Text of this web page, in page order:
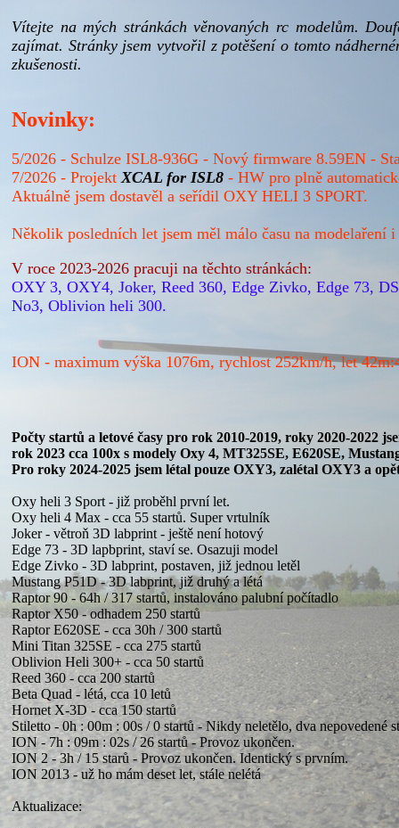
Vítejte na mých stránkách věnovaných rc modelům.
zajímat. Stránky jsem vytvořil z potěšení o tomto
zkušenosti.
Novinky:
5/2026 - Schulze ISL8-936G - Nový firmware 8.59EN -
7/2026 - Projekt XCAL for ISL8 - HW pro plně
Aktuálně jsem dostavěl a seřídil OXY HELI 3 SPORT.
Několik posledních let jsem měl málo času na modelaření
V roce 2023-2026 pracuji na těchto stránkách:
OXY 3, OXY4, Joker, Reed 360, Edge Zivko, Edge 73,
No3, Oblivion heli 300.
ION - maximum výška 1076m, rychlost 252km/h, let
Počty startů a letové časy pro rok 2010-2019, roky 2020-2022
rok 2023 cca 100x s modely Oxy 4, MT325SE, E620SE,
Pro roky 2024-2025 jsem létal pouze OXY3, zalétal OXY3 a
Oxy heli 3 Sport - již proběhl první let.
Oxy heli 4 Max - cca 55 startů. Super vrtulník
Joker - větroň 3D labprint - ještě není hotový
Edge 73 - 3D lapbprint, staví se. Osazuji model
Edge Zivko - 3D labprint, postaven, již jednou letěl
Mustang P51D - 3D labprint, již druhý a létá
Raptor 90 - 64h / 317 startů, instalováno palubní počítadlo
Raptor X50 - odhadem 250 startů
Raptor E620SE - cca 30h / 300 startů
Mini Titan 325SE - cca 275 startů
Oblivion Heli 300+ - cca 50 startů
Reed 360 - cca 200 startů
Beta Quad - létá, cca 10 letů
Hornet X-3D - cca 150 startů
Stiletto - 0h : 00m : 00s / 0 startů - Nikdy neletělo, dva nepovedené
ION - 7h : 09m : 02s / 26 startů - Provoz ukončen.
ION 2 - 3h / 15 starů - Provoz ukončen. Identický s prvním.
ION 2013 - už ho mám deset let, stále nelétá
Aktualizace: